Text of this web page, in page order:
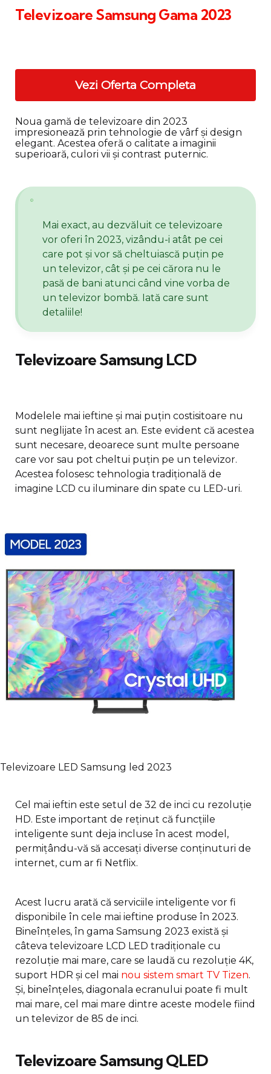
Televizoare Samsung Gama 2023
Vezi Oferta Completa
Noua gamă de televizoare din 2023
impresionează prin tehnologie de vârf și design
elegant. Acestea oferă o calitate a imaginii
superioară, culori vii și contrast puternic.
Mai exact, au dezvăluit ce televizoare
vor oferi în 2023, vizându-i atât pe cei
care pot și vor să cheltuiască puțin pe
un televizor, cât și pe cei cărora nu le
pasă de bani atunci când vine vorba de
un televizor bombă. Iată care sunt
detaliile!
Televizoare Samsung LCD
Modelele mai ieftine și mai puțin costisitoare nu
sunt neglijate în acest an. Este evident că acestea
sunt necesare, deoarece sunt multe persoane
care vor sau pot cheltui puțin pe un televizor.
Acestea folosesc tehnologia tradițională de
imagine LCD cu iluminare din spate cu LED-uri.
Televizoare LED Samsung led 2023
Cel mai ieftin este setul de 32 de inci cu rezoluție
HD. Este important de reținut că funcțiile
inteligente sunt deja incluse în acest model,
permițându-vă să accesați diverse conținuturi de
internet, cum ar fi Netflix.
Acest lucru arată că serviciile inteligente vor fi
disponibile în cele mai ieftine produse în 2023.
Bineînțeles, în gama Samsung 2023 există și
câteva televizoare LCD LED tradiționale cu
rezoluție mai mare, care se laudă cu rezoluție 4K,
suport HDR și cel mai nou sistem smart TV Tizen.
Și, bineînțeles, diagonala ecranului poate fi mult
mai mare, cel mai mare dintre aceste modele fiind
un televizor de 85 de inci.
Televizoare Samsung QLED